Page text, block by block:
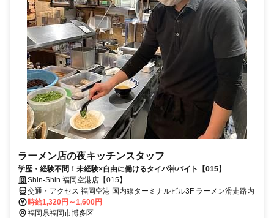
ラーメン店の夜キッチンスタッフ
学歴・経験不問！未経験×自由に働けるタイパ神バイト【015】
Shin-Shin 福岡空港店【015】
交通・アクセス 福岡空港 国内線ターミナルビル3F ラーメン滑走路内
時給1,320円～1,600円
福岡県福岡市博多区